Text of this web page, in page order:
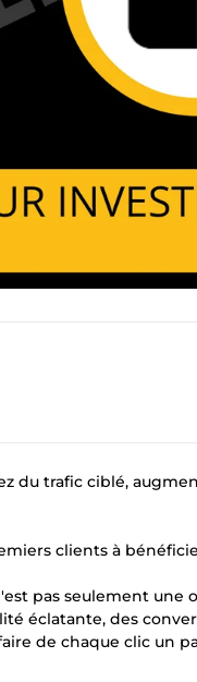
du trafic ciblé,
clients à
pas seulement une
éclatante, des
de chaque clic un